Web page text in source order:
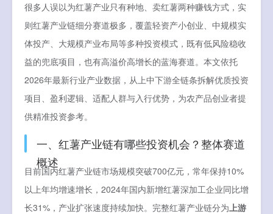
很多人误以为红薯产业只有种地、卖红薯两种赚钱方式，实
则红薯产业链细分赛道极多，覆盖轻资产小创业、中规模实
体投产、大规模产业布局等多种投资模式，既有低风险稳收
益的兜底项目，也有高溢价高增长的蓝海赛道。本文依托
2026年最新行业产业数据，从上中下游全链条拆解优质投资
项目、盈利逻辑、适配人群与入行优势，为农产品创业者提
供精准投资参考。
一、红薯产业链有哪些投资机会？整体赛道
概述
目前国内红薯产业链市场规模突破700亿元，常年保持10%
以上年均增速增长，2024年国内新增红薯深加工企业同比增
长31%，产业扩张速度持续加快。完整红薯产业链分为上游